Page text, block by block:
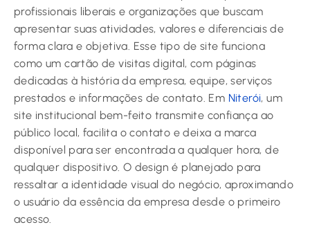
profissionais liberais e organizações que buscam
apresentar suas atividades, valores e diferenciais de
forma clara e objetiva. Esse tipo de site funciona
como um cartão de visitas digital, com páginas
dedicadas à história da empresa, equipe, serviços
prestados e informações de contato. Em Niterói, um
site institucional bem-feito transmite confiança ao
público local, facilita o contato e deixa a marca
disponível para ser encontrada a qualquer hora, de
qualquer dispositivo. O design é planejado para
ressaltar a identidade visual do negócio, aproximando
o usuário da essência da empresa desde o primeiro
acesso.